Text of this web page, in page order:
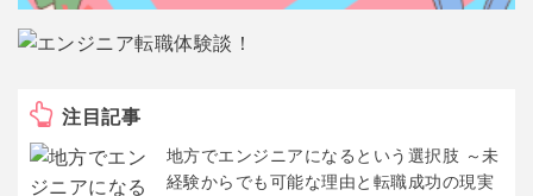
注目記事
地方でエンジニアになるという選択肢 ～未
経験からでも可能な理由と転職成功の現実